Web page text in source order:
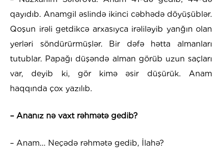
qayıdıb. Anamgil əslində ikinci cəbhədə döyüşüblər.
Qoşun irəli getdikcə arxasıyca irəliləyib yanğın olan
yerləri söndürürmüşlər. Bir dəfə hətta almanları
tutublar. Papağı düşəndə alman görüb uzun saçları
var, deyib ki, gör kimə əsir düşürük. Anam
haqqında çox yazılıb.
– Ananız nə vaxt rəhmətə gedib?
– Anam... Neçədə rəhmətə gedib, İlahə?